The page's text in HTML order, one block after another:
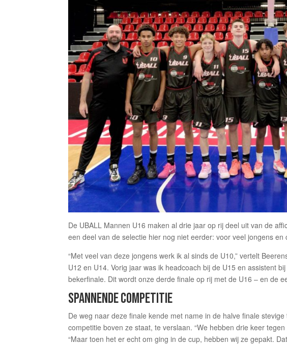
De UBALL Mannen U16 maken al drie jaar op rij deel uit van de
een deel van de selectie hier nog niet eerder: voor veel jongens
“Met veel van deze jongens werk ik al sinds de U10,” vertelt
U12 en U14. Vorig jaar was ik headcoach bij de U15 en assistent
bekerfinale. Dit wordt onze derde finale op rij met de U16 – en de
SPANNENDE COMPETITIE
De weg naar deze finale kende met name in de halve finale
competitie boven ze staat, te verslaan. “We hebben drie keer
“Maar toen het er echt om ging in de cup, hebben wij ze gepakt.